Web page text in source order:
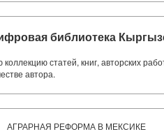
библиотека
статей, книг, авторских
автора.
АГРАРНАЯ РЕФОРМА В МЕКСИКЕ